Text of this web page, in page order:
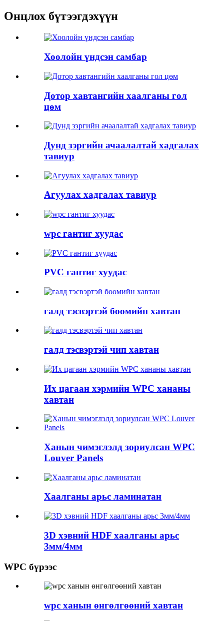
Онцлох бүтээгдэхүүн
Хоолойн үндсэн самбар
Дотор хавтангийн хаалганы гол
цөм
Дунд зэргийн ачаалалтай хадгалах
тавиур
Агуулах хадгалах тавиур
wpc гантиг хуудас
PVC гантиг хуудас
галд тэсвэртэй бөөмийн хавтан
галд тэсвэртэй чип хавтан
Их цагаан хэрмийн WPC хананы
хавтан
Ханын чимэглэлд зориулсан WPC
Louver Panels
Хаалганы арьс ламинатан
3D хэвний HDF хаалганы арьс
3мм/4мм
WPC бүрээс
wpc ханын өнгөлгөөний хавтан